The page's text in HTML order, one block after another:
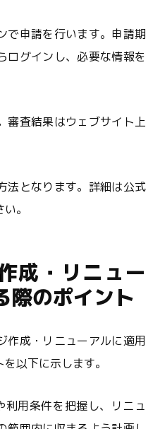
で申請を行います。申請期
ログインし、必要な情報を
審査結果はウェブサイト上
法となります。詳細は公式
。
成・リニュー
際のポイント
作成・リニューアルに適用
以下に示します。
用条件を把握し、リニュ